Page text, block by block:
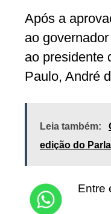
Após a
ao
ao presidente
Paulo, André
Leia também:
edição do
Entre